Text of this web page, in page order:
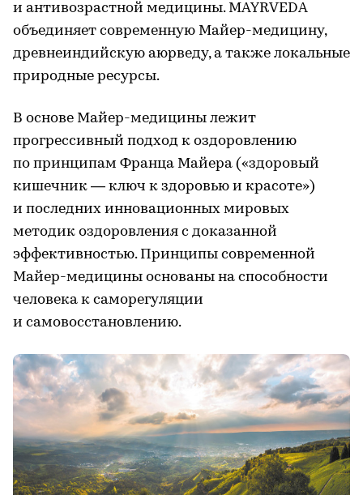
и антивозрастной медицины. MAYRVEDA
объединяет современную Майер-медицину,
древнеиндийскую аюрведу, а также локальные
природные ресурсы.
В основе Майер-медицины лежит
прогрессивный подход к оздоровлению
по принципам Франца Майера («здоровый
кишечник — ключ к здоровью и красоте»)
и последних инновационных мировых
методик оздоровления с доказанной
эффективностью. Принципы современной
Майер-медицины основаны на способности
человека к саморегуляции
и самовосстановлению.